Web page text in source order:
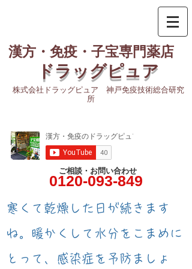
漢方・免疫・子宝専門薬店
ドラッグピュア
株式会社ドラッグピュア 神戸免疫技術総合研究
所
ご相談・お問い合わせ
0120-093-849
​寒くて乾燥した日が続きます
ね。暖かくして水分をこまめに
とって、感染症を予防ましょ